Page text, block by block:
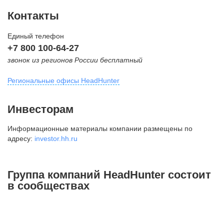
Контакты
Единый телефон
+7 800 100-64-27
звонок из регионов России бесплатный
Региональные офисы HeadHunter
внутригородская территория
Муниципальный округ Тверской,
2-я Брестская ул., д. 48,
+7 495 980-64-27
Инвесторам
Информационные материалы компании размещены по
адресу: investor.hh.ru
Группа компаний HeadHunter состоит
в сообществах